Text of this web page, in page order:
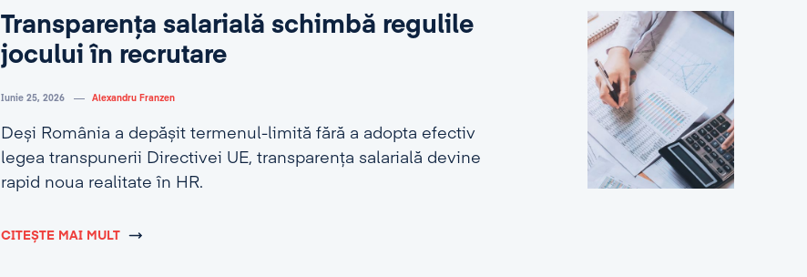
Transparența salarială schimbă regulile
jocului în recrutare
Iunie 25, 2026 Alexandru Franzen
Deși România a depășit termenul-limită fără a adopta efectiv
legea transpunerii Directivei UE, transparența salarială devine
rapid noua realitate în HR.
CITEȘTE MAI MULT